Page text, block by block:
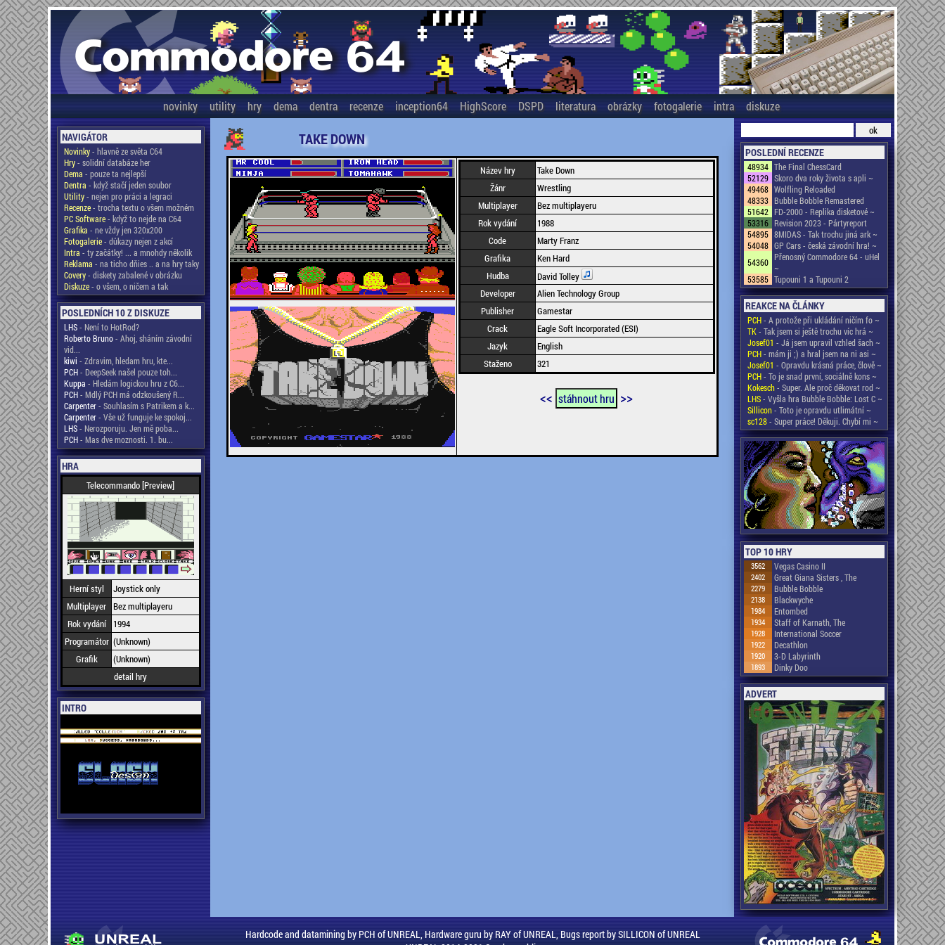
novinky utility hry dema dentra recenze inception64 HighScore DSPD literatura obrázky fotogalerie intra diskuze
NAVIGÁTOR
Novinky- hlavně ze světa C64
Hry- solidní databáze her
Dema - pouze ta nejlepší
Dentra - když stačí jeden soubor
Utility- nejen pro práci a legraci
Recenze- trocha textu o všem možném
PC Software- když to nejde na C64
Grafika - ne vždy jen 320x200
Fotogalerie- důkazy nejen z akcí
Intra - ty začátky! ... a mnohdy několik
Reklama - na ticho dňies .. a na hry taky
Covery- diskety zabalené v obrázku
Diskuze- o všem, o ničem a tak
POSLEDNÍCH 10 Z DISKUZE
LHS- Není to HotRod?
Roberto Bruno- Ahoj, sháním závodní
vid...
kiwi - Zdravim, hledam hru, kte...
PCH- DeepSeek našel pouze toh...
Kuppa - Hledám logickou hru z C6...
PCH- Mdlý PCH má odzkoušený R...
Carpenter- Souhlasím s Patrikem a k...
Carpenter- Vše už funguje ke spokoj...
LHS- Nerozporuju. Jen mě poba...
PCH- Mas dve moznosti. 1. bu...
HRA
Telecommando [Preview]
Herní styl
Joystick only
Multiplayer Bez multiplayeru
Rok vydání
1994
Programátor (Unknown)
Grafik
(Unknown)
detail hry
INTRO
TAKE DOWN
Název hry
Take Down
Žánr
Wrestling
Multiplayer
Bez multiplayeru
Rok vydání
1988
Code
Marty Franz
Grafika
Ken Hard
Hudba
David Tolley
Developer
Alien Technology Group
Publisher
Gamestar
Crack
Eagle Soft Incorporated (ESI)
Jazyk
English
Staženo
321
<< stáhnout hru >>
POSLEDNÍ RECENZE
48934 The Final ChessCard
52129 Skoro dva roky života s apli ~
49468 Wolfling Reloaded
48333 Bubble Bobble Remastered
51642 FD-2000 - Replika disketové ~
53316 Revision 2023 - Pártyreport
54895 8MIDAS - Tak trochu jiná ark ~
54048 GP Cars - česká závodní hra! ~
54360 Přenosný Commodore 64 - uHel
~
53585 Tupouni 1 a Tupouni 2
REAKCE NA ČLÁNKY
PCH- A protože při ukládání ničím fo ~
TK- Tak jsem si ještě trochu víc hrá ~
Josef01 - Já jsem upravil vzhled šach ~
PCH- mám ji ;) a hral jsem na ni asi ~
Josef01 - Opravdu krásná práce, člově ~
PCH- To je snad první, sociálně kons ~
Kokesch- Super. Ale proč děkovat rod ~
LHS- Vyšla hra Bubble Bobble: Lost C ~
Sillicon- Toto je opravdu utlimátní ~
sc128- Super práce! Děkuji. Chybí mi ~
TOP 10 HRY
3562 Vegas Casino II
2402 Great Giana Sisters , The
2279 Bubble Bobble
2138 Blackwyche
1984 Entombed
1934 Staff of Karnath, The
1928 International Soccer
1922 Decathlon
1920 3-D Labyrinth
1893 Dinky Doo
ADVERT
Hardcode and datamining by PCH of UNREAL, Hardware guru by RAY of UNREAL, Bugs report by SILLICON of UNREAL